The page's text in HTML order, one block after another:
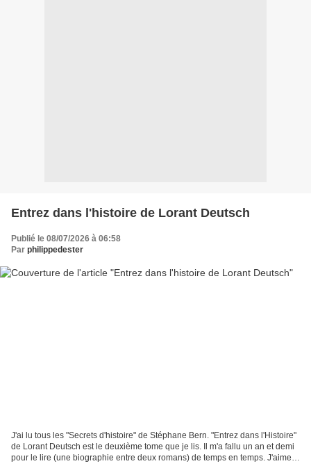
Entrez dans l'histoire de Lorant Deutsch
Publié le 08/07/2026 à 06:58
Par philippedester
J'ai lu tous les "Secrets d'histoire" de Stéphane Bern. "Entrez dans l'Histoire"
de Lorant Deutsch est le deuxième tome que je lis. Il m'a fallu un an et demi
pour le lire (une biographie entre deux romans) de temps en temps. J'aime